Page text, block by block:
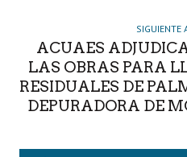
SIGUIENTE
ACUAES
LAS OBRAS PARA
RESIDUALES DE
DEPURADORA DE